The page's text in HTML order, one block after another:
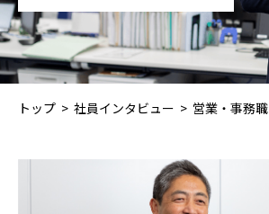
トップ 社員インタビュー 営業・事務職